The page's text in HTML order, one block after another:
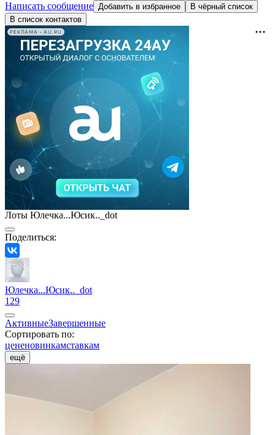
Написать сообщение Добавить в избранное
В чёрный список
В список контактов
РЕКЛАМА • AU.RU
Лоты Юлечка...Юсик.._dot
Поделиться:
Юлечка...Юсик.._dot
129
АктивныеЗавершенные
Сортировать по:
цененовинкамставкам
ещё